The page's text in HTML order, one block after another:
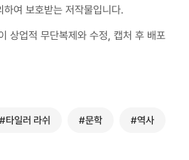
여 보호받는 저작물입니다.
상업적 무단복제와 수정, 캡처 후 배포
#타일러 라쉬 #문학 #역사